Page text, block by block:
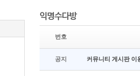
익명수다방
번호
공지 커뮤니티 게시판 이